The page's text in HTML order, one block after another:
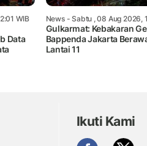
WIB
Data
News- Sabtu , 08 Aug 2026,
Gulkarmat: Kebakaran
Bappenda Jakarta
Lantai 11
Ikuti Kami